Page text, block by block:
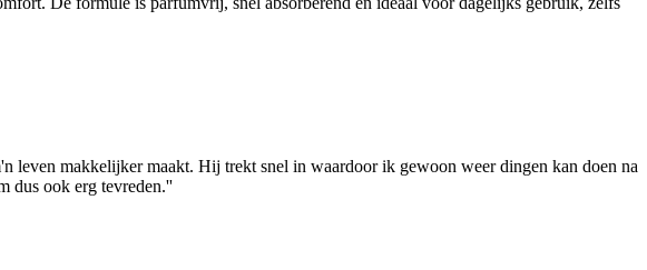
leven makkelijker maakt. Hij trekt snel in waardoor ik gewoon weer dingen kan doen na
dus ook erg tevreden.''